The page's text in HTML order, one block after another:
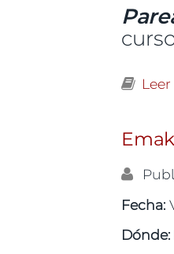
Fecha:
Dónde: